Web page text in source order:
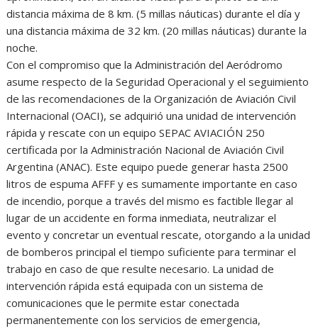
distancia máxima de 8 km. (5 millas náuticas) durante el día y
una distancia máxima de 32 km. (20 millas náuticas) durante la
noche.
Con el compromiso que la Administración del Aeródromo
asume respecto de la Seguridad Operacional y el seguimiento
de las recomendaciones de la Organización de Aviación Civil
Internacional (OACI), se adquirió una unidad de intervención
rápida y rescate con un equipo SEPAC AVIACIÓN 250
certificada por la Administración Nacional de Aviación Civil
Argentina (ANAC). Este equipo puede generar hasta 2500
litros de espuma AFFF y es sumamente importante en caso
de incendio, porque a través del mismo es factible llegar al
lugar de un accidente en forma inmediata, neutralizar el
evento y concretar un eventual rescate, otorgando a la unidad
de bomberos principal el tiempo suficiente para terminar el
trabajo en caso de que resulte necesario. La unidad de
intervención rápida está equipada con un sistema de
comunicaciones que le permite estar conectada
permanentemente con los servicios de emergencia,